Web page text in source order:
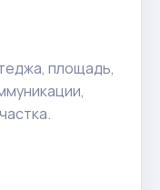
площадь,